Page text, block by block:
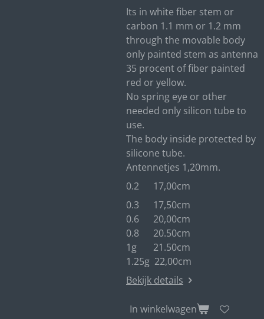
Its in white fiber stem or
carbon 1.1 mm or 1.2 mm
through the movable body
only painted stem as antenna
35 procent of fiber painted
red or yellow.
No spring eye or other
needed only silicon tube to
use.
The body inside protected by
silicone tube.
Antennetjes 1,20mm.
0.2 17,00cm
0.3 17,50cm
0.6 20,00cm
0.8 20.50cm
1g 21.50cm
1.25g 22,00cm
Bekijk details
In winkelwagen